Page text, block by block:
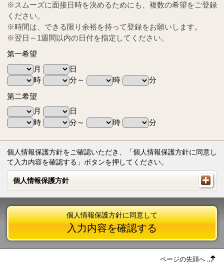
※スムーズに面接日時を決めるためにも、複数の希望をご登録
ください。
※時間は、できる限り余裕を持って登録をお願いします。
※翌日～1週間以内の日付を指定してください。
第一希望
月
日
時
分～ 時
分
第二希望
月
日
時
分～ 時 分
個人情報保護方針をご確認いただき、「個人情報保護方針に同意し
て入力内容を確認する」ボタンを押してください。
個人情報保護方針
個人情報保護方針
個人情報保護方針に同意して
入力内容を確認する
ページの先頭へ